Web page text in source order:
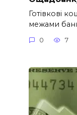
Готівкові
межами
0 7